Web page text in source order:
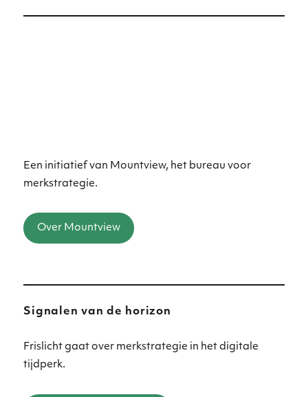
Een initiatief van Mountview, het bureau voor
merkstrategie.
Over Mountview
Signalen van de horizon
Frislicht gaat over merkstrategie in het digitale
tijdperk.